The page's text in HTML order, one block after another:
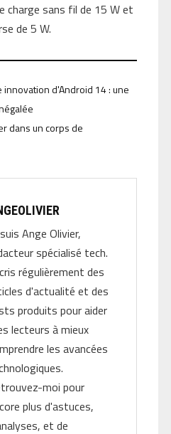
charge sans fil de 15 W et
de 5 W.
d'Android 14 : une
dans un corps de
Ange Olivier,
spécialisé tech.
régulièrement des
d'actualité et des
produits pour aider
lecteurs à mieux
les avancées
moi pour
plus d'astuces,
et de